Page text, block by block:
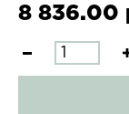
8 836.00